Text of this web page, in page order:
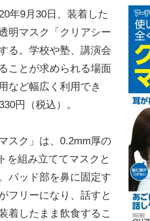
年9月30日、装着した
明マスク「クリアシー
る。学校や塾、講演会
ことが求められる場面
など幅広く利用でき
円（税込）。
スク」は、0.2mm厚の
を組み立ててマスクと
パッド部を鼻に固定す
フリーになり、話すと
着したまま飲食するこ